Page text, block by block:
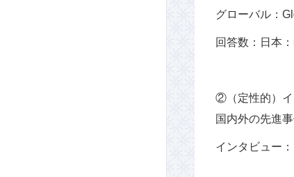
グローバル：
回答数：日本
②（定性的）イ
国内外の先進
インタビュー